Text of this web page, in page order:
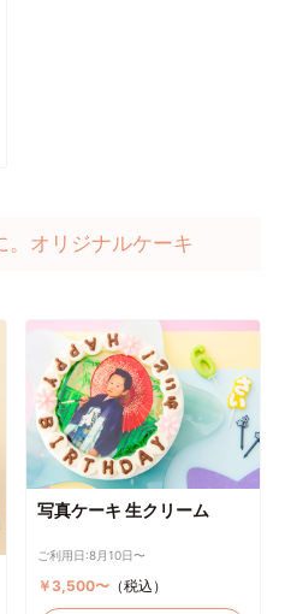
。オリジナルケーキ
写真ケーキ 生クリーム
ご利用日:8月10日〜
￥3,500〜 （税込）